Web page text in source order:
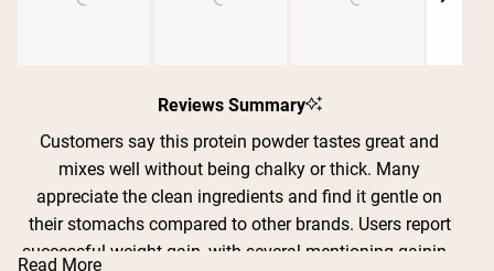
selected
Reviews Summary
Customers say this protein powder tastes great and
mixes well without being chalky or thick. Many
appreciate the clean ingredients and find it gentle on
their stomachs compared to other brands. Users report
successful weight gain, with several mentioning gaining
Read More